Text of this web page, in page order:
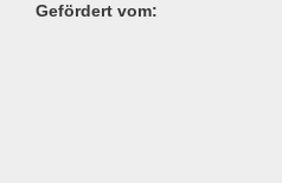
Gefördert vom: